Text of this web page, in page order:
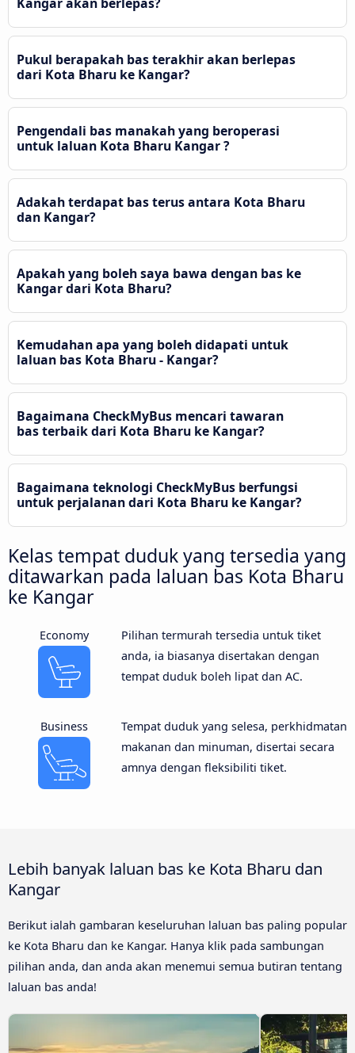
Pukul berapakah bas terakhir akan berlepas
dari Kota Bharu ke Kangar?
Pengendali bas manakah yang beroperasi
untuk laluan Kota Bharu Kangar ?
Adakah terdapat bas terus antara Kota Bharu
dan Kangar?
Apakah yang boleh saya bawa dengan bas ke
Kangar dari Kota Bharu?
Kemudahan apa yang boleh didapati untuk
laluan bas Kota Bharu - Kangar?
Bagaimana CheckMyBus mencari tawaran
bas terbaik dari Kota Bharu ke Kangar?
Bagaimana teknologi CheckMyBus berfungsi
untuk perjalanan dari Kota Bharu ke Kangar?
Kelas tempat duduk yang tersedia yang
ditawarkan pada laluan bas Kota Bharu
ke Kangar
Economy
Pilihan termurah tersedia untuk tiket
anda, ia biasanya disertakan dengan
tempat duduk boleh lipat dan AC.
Business
Tempat duduk yang selesa, perkhidmatan
makanan dan minuman, disertai secara
amnya dengan fleksibiliti tiket.
Lebih banyak laluan bas ke Kota Bharu dan
Kangar
Berikut ialah gambaran keseluruhan laluan bas paling popular
ke Kota Bharu dan ke Kangar. Hanya klik pada sambungan
pilihan anda, dan anda akan menemui semua butiran tentang
laluan bas anda!